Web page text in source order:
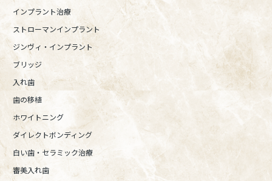
インプラント治療
ストローマンインプラント
ジンヴィ・インプラント
ブリッジ
入れ歯
歯の移植
ホワイトニング
ダイレクトボンディング
白い歯・セラミック治療
審美入れ歯